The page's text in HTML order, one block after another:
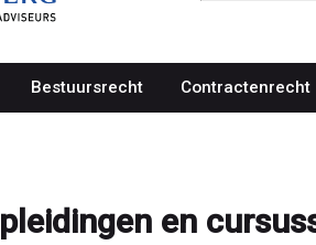
Bestuursrecht Contractenrecht
en